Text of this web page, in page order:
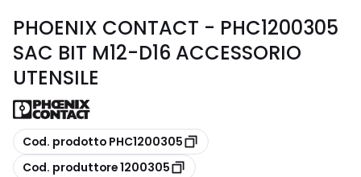
PHOENIX CONTACT - PHC1200305
SAC BIT M12-D16 ACCESSORIO
UTENSILE
copia
Cod. prodotto PHC1200305
copia
Cod. produttore 1200305